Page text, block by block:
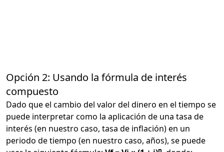
Opción 2: Usando la fórmula de interés
compuesto
Dado que el cambio del valor del dinero en el tiempo se
puede interpretar como la aplicación de una tasa de
interés (en nuestro caso, tasa de inflación) en un
periodo de tiempo (en nuestro caso, años), se puede